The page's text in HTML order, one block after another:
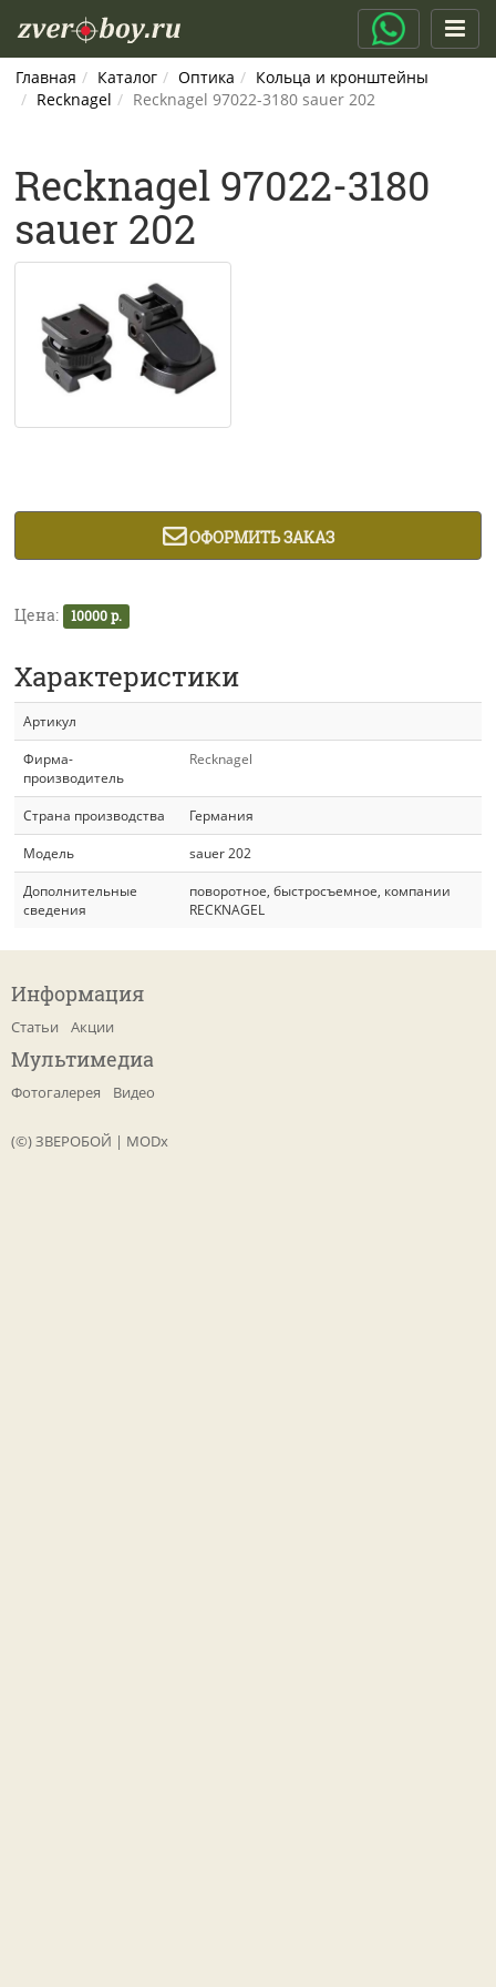
Главная Каталог Оптика
Кольца и кронштейны
Recknagel
Recknagel 97022-3180 sauer 202
Recknagel 97022-3180
sauer 202
ОФОРМИТЬ ЗАКАЗ
Цена: 10000 р.
Характеристики
Артикул
Фирма-
производитель
Recknagel
Страна производства
Германия
Модель
sauer 202
Дополнительные
сведения
поворотное, быстросъемное, компании
RECKNAGEL
Информация
Статьи Акции
Мультимедиа
Фотогалерея Видео
(©) ЗВЕРОБОЙ | MODx